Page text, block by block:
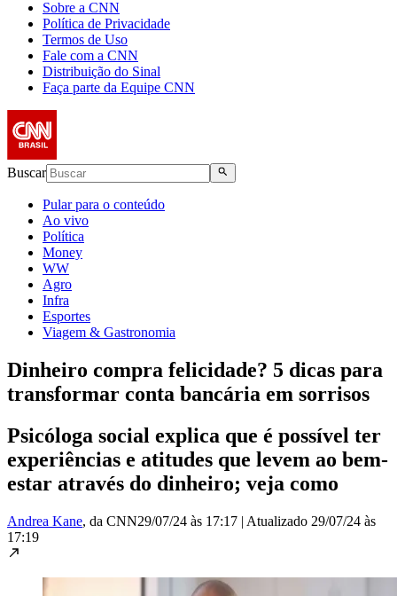
Sobre a CNN
Política de Privacidade
Termos de Uso
Fale com a CNN
Distribuição do Sinal
Faça parte da Equipe CNN
Buscar
Pular para o conteúdo
Ao vivo
Política
Money
WW
Agro
Infra
Esportes
Viagem & Gastronomia
Dinheiro compra felicidade? 5 dicas para
transformar conta bancária em sorrisos
Psicóloga social explica que é possível ter
experiências e atitudes que levem ao bem-
estar através do dinheiro; veja como
Andrea Kane, da CNN29/07/24 às 17:17 | Atualizado 29/07/24 às
17:19